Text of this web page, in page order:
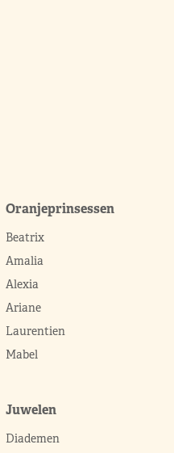
Oranjeprinsessen
Beatrix
Amalia
Alexia
Ariane
Laurentien
Mabel
Juwelen
Diademen